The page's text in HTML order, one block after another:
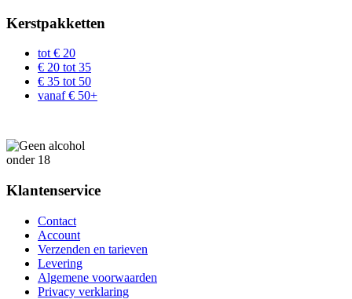
Kerstpakketten
tot € 20
€ 20 tot 35
€ 35 tot 50
vanaf € 50+
Klantenservice
Contact
Account
Verzenden en tarieven
Levering
Algemene voorwaarden
Privacy verklaring